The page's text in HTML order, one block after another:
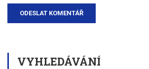
VYHLEDÁVÁNÍ